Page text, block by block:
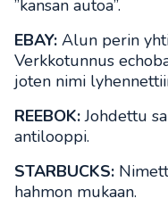
”kansan autoa”.
EBAY: Alun perin
Verkkotunnus
joten nimi
REEBOK:Johdettu
antilooppi.
STARBUCKS:
hahmon mukaan.